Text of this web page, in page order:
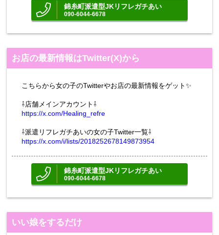
錦糸町派遣型JKリフレガチあい
090-6044-6678
お店の最新情報はTwitter(X)から
こちらから女の子のTwitterやお店の最新情報をゲット✨
⇩店舗メインアカウント⇩
https://x.com/Healing_refre
⇩派遣リフレガチあいの女の子Twitter一覧⇩
https://x.com/i/lists/2018252678149873954
錦糸町派遣型JKリフレガチあい
090-6044-6678
いい娘をするだけ